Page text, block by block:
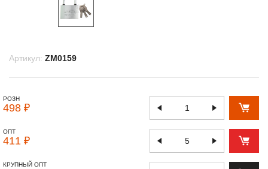
Артикул: ZM0159
РОЗН
498 ₽
ОПТ
411 ₽
КРУПНЫЙ ОПТ